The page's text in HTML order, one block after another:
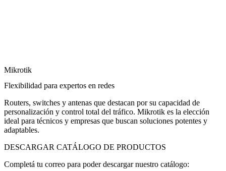
Mikrotik
Flexibilidad para expertos en redes
Routers, switches y antenas que destacan por su capacidad de
personalización y control total del tráfico. Mikrotik es la elección
ideal para técnicos y empresas que buscan soluciones potentes y
adaptables.
DESCARGAR CATÁLOGO DE PRODUCTOS
Completá tu correo para poder descargar nuestro catálogo: